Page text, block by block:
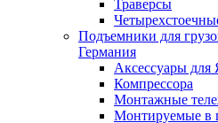
Траверсы
Подъемники для
Германия
Аксессуары
Компрессора
Монтажные
Монтируемые в